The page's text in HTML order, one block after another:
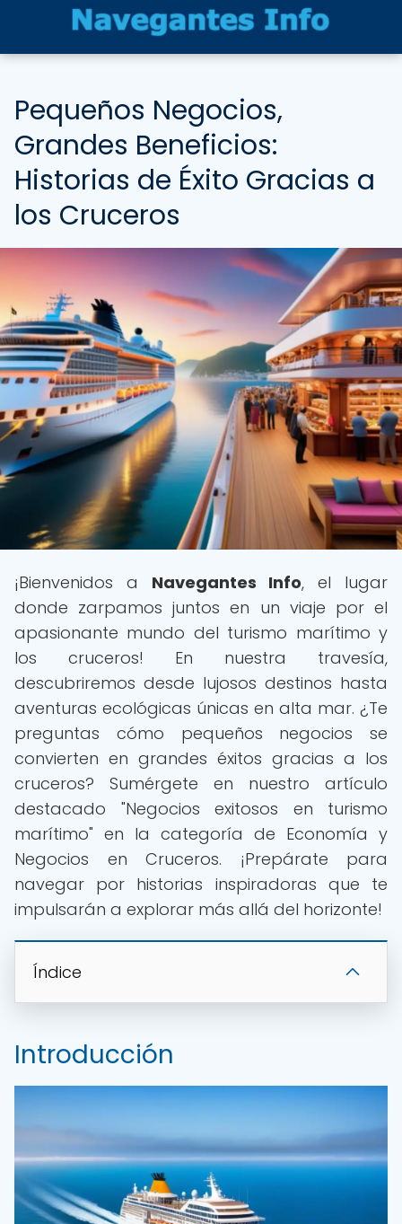
Pequeños Negocios,
Grandes Beneficios:
Historias de Éxito Gracias a
los Cruceros
¡Bienvenidos a Navegantes Info, el lugar
donde zarpamos juntos en un viaje por el
apasionante mundo del turismo marítimo y
los cruceros! En nuestra travesía,
descubriremos desde lujosos destinos hasta
aventuras ecológicas únicas en alta mar. ¿Te
preguntas cómo pequeños negocios se
convierten en grandes éxitos gracias a los
cruceros? Sumérgete en nuestro artículo
destacado "Negocios exitosos en turismo
marítimo" en la categoría de Economía y
Negocios en Cruceros. ¡Prepárate para
navegar por historias inspiradoras que te
impulsarán a explorar más allá del horizonte!
Índice
Introducción